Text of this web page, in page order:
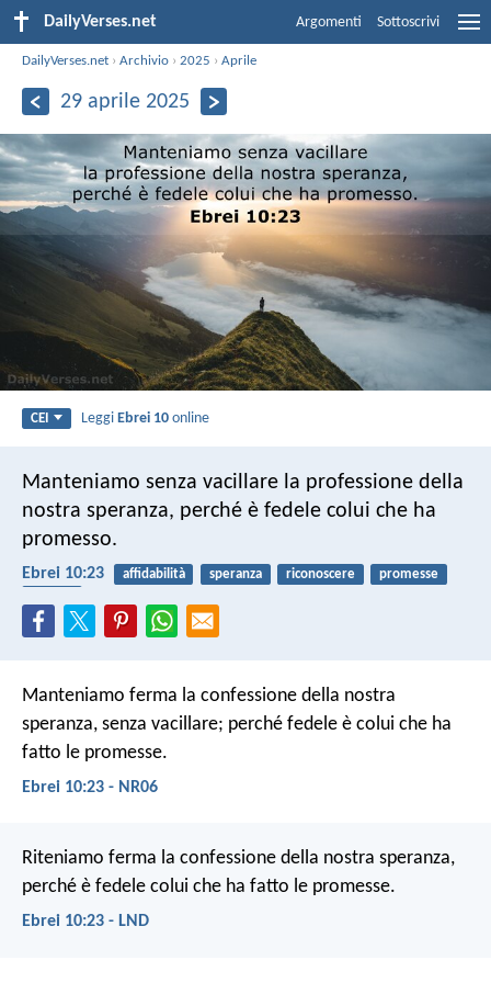
DailyVerses.net Argomenti Sottoscrivi
DailyVerses.net ›Archivio ›2025 ›Aprile
29 aprile 2025
CEI LeggiEbrei 10 online
Manteniamo senza vacillare la professione della
nostra speranza, perché è fedele colui che ha
promesso.
Ebrei 10:23 affidabilità speranza riconoscere
promesse
Manteniamo ferma la confessione della nostra
speranza, senza vacillare; perché fedele è colui che ha
fatto le promesse.
Ebrei 10:23 - NR06
Riteniamo ferma la confessione della nostra speranza,
perché è fedele colui che ha fatto le promesse.
Ebrei 10:23 - LND